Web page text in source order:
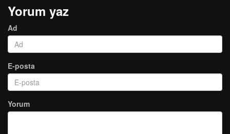
Yorum yaz
Ad
E-posta
Yorum